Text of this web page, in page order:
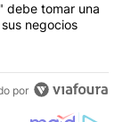
el
debe tomar una
negocios
por